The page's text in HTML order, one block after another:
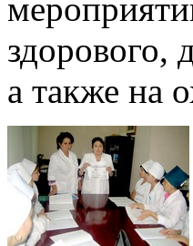
здорового,
а также на